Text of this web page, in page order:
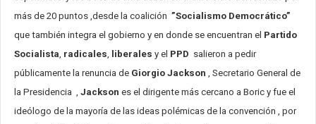
más de 20 puntos ,desde la coalición ”Socialismo Democrático”
que también integra el gobierno y en donde se encuentran el Partido
Socialista, radicales, liberales y el PPD salieron a pedir
públicamente la renuncia de Giorgio Jackson , Secretario General de
la Presidencia , Jackson es el dirigente más cercano a Boric y fue el
ideólogo de la mayoría de las ideas polémicas de la convención , por